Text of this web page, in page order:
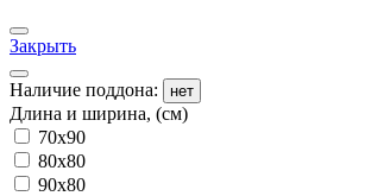
Закрыть
Наличие поддона: нет
Длина и ширина, (см)
70x90
80x80
90x80